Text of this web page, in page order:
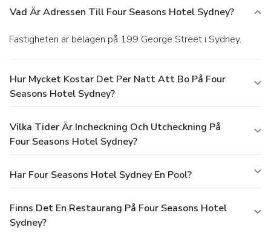
Vad Är Adressen Till Four Seasons Hotel Sydney?
Fastigheten är belägen på 199 George Street i Sydney.
Hur Mycket Kostar Det Per Natt Att Bo På Four
Seasons Hotel Sydney?
Vilka Tider Är Incheckning Och Utcheckning På
Four Seasons Hotel Sydney?
Har Four Seasons Hotel Sydney En Pool?
Finns Det En Restaurang På Four Seasons Hotel
Sydney?